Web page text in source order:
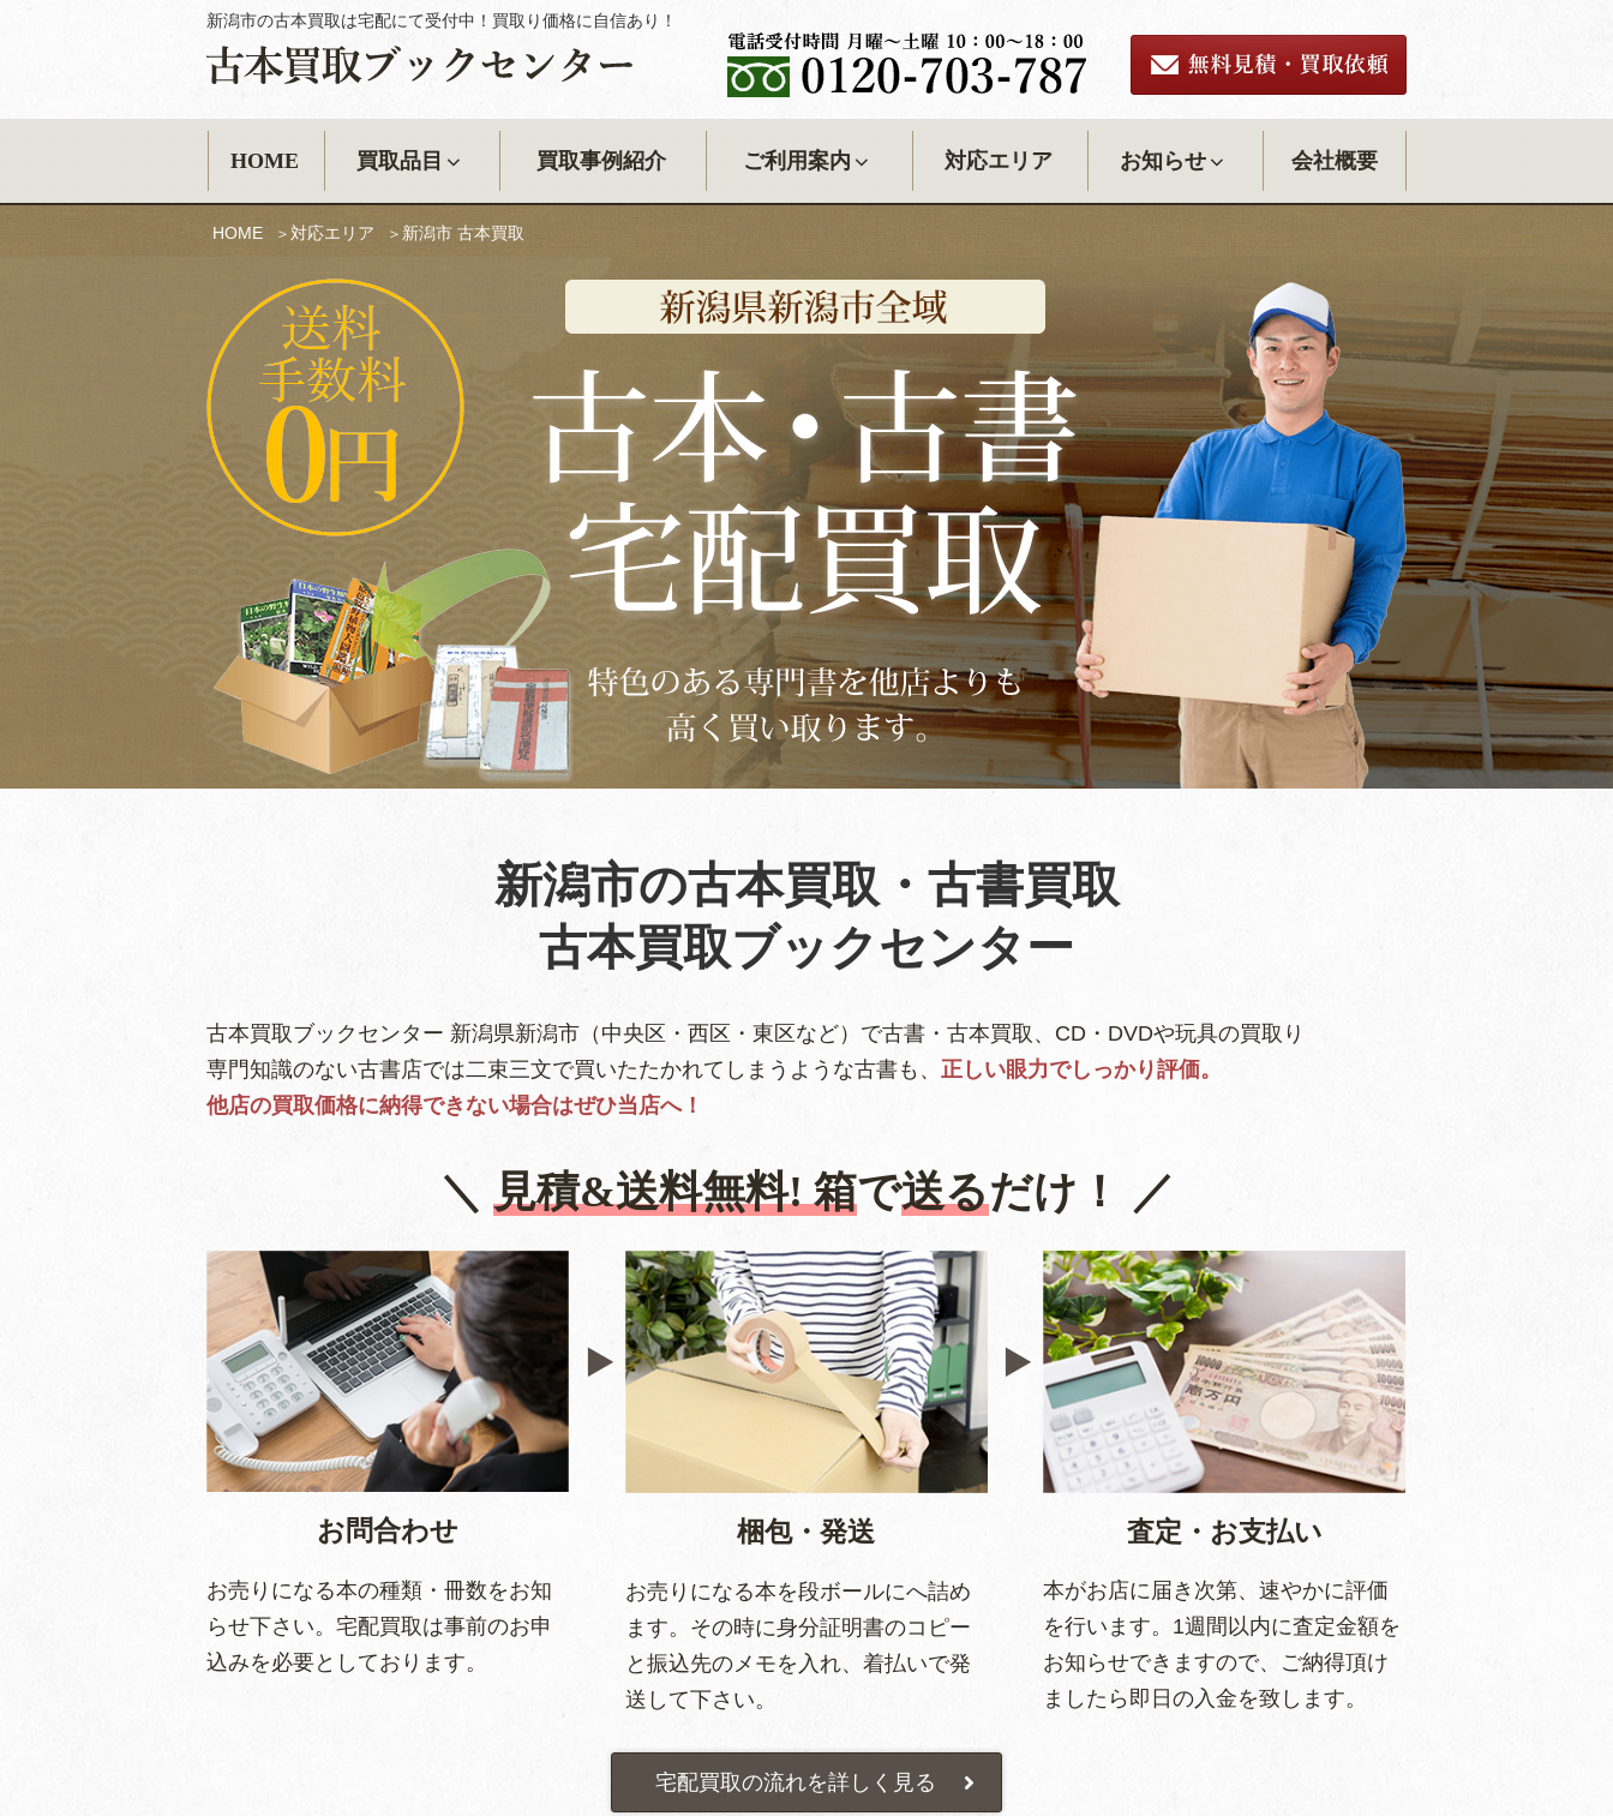
新潟市の古本買取は宅配にて受付中！買取り価格に自信あり！
古本買取ブックセンター
HOME 買取品目 買取事例紹介 ご利用案内 対応エリア お知らせ 会社概要
HOME 対応エリア 新潟市 古本買取
新潟市の古本買取・古書買取
古本買取ブックセンター
古本買取ブックセンター 新潟県新潟市（中央区・西区・東区など）で古書・古本買取、CD・DVDや玩具の買取り
専門知識のない古書店では二束三文で買いたたかれてしまうような古書も、 正しい眼力でしっかり評価。
他店の買取価格に納得できない場合はぜひ当店へ！
＼ 見積&送料無料! 箱で送るだけ！ ／
お問合わせ
お売りになる本の種類・冊数をお知
らせ下さい。 宅配買取は事前のお申
込みを必要としております。
梱包・発送
お売りになる本を段ボールにへ詰め
ます。その時に身分証明書のコピー
と振込先のメモを入れ、着払いで発
送して下さい。
査定・お支払い
本がお店に届き次第、速やかに評価
を行います。1週間以内に査定金額を
お知らせできますので、ご納得頂け
ましたら即日の入金を致します。
宅配買取の流れを詳しく見る